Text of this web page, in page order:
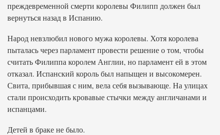
преждевременной смерти королевы Филипп должен был
вернуться назад в Испанию.
Народ невзлюбил нового мужа королевы. Хотя королева
пыталась через парламент провести решение о том, чтобы
считать Филиппа королем Англии, но парламент ей в этом
отказал. Испанский король был напыщен и высокомерен.
Свита, прибывшая с ним, вела себя вызывающе. На улицах
стали происходить кровавые стычки между англичанами и
испанцами.
Детей в браке не было.